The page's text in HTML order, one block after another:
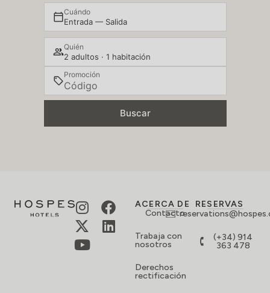
Cuándo
Entrada — Salida
Quién
2 adultos · 1 habitación
Promoción
Buscar
ACERCA DE
Contacto
Trabaja con
nosotros
Derechos
rectificación
RESERVAS
(+34) 914
363 478